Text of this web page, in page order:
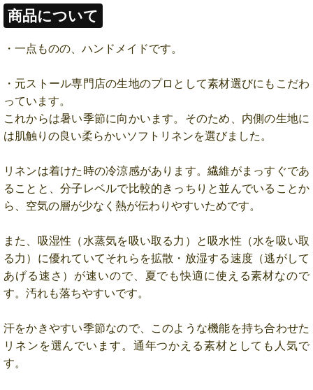
商品について
・一点ものの、ハンドメイドです。
・元ストール専門店の生地のプロとして素材選びにもこだわ
っています。
これからは暑い季節に向かいます。そのため、内側の生地に
は肌触りの良い柔らかいソフトリネンを選びました。
リネンは着けた時の冷涼感があります。繊維がまっすぐであ
ることと、分子レベルで比較的きっちりと並んでいることか
ら、空気の層が少なく熱が伝わりやすいためです。
また、吸湿性（水蒸気を吸い取る力）と吸水性（水を吸い取
る力）に優れていてそれらを拡散・放湿する速度（逃がして
あげる速さ）が速いので、夏でも快適に使える素材なので
す。汚れも落ちやすいです。
汗をかきやすい季節なので、このような機能を持ち合わせた
リネンを選んでいます。通年つかえる素材としても人気で
す。